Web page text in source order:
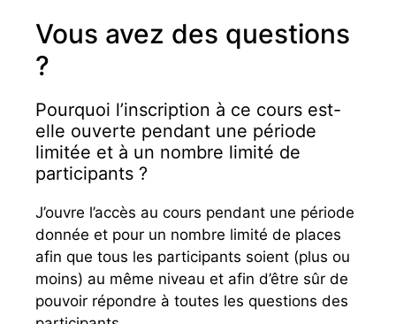
Vous avez des questions
?
Pourquoi l’inscription à ce cours est-
elle ouverte pendant une période
limitée et à un nombre limité de
participants ?
J’ouvre l’accès au cours pendant une période
donnée et pour un nombre limité de places
afin que tous les participants soient (plus ou
moins) au même niveau et afin d’être sûr de
pouvoir répondre à toutes les questions des